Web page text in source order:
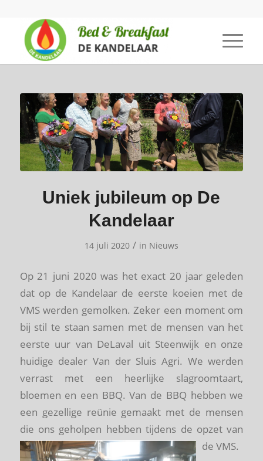
Uniek jubileum op De
Kandelaar
14 juli 2020 / in Nieuws
Op 21 juni 2020 was het exact 20 jaar geleden
dat op de Kandelaar de eerste koeien met de
VMS werden gemolken. Zeker een moment om
bij stil te staan samen met de mensen van het
eerste uur van DeLaval uit Steenwijk en onze
huidige dealer Van der Sluis Agri. We werden
verrast met een heerlijke slagroomtaart,
bloemen en een BBQ. Van de BBQ hebben we
een gezellige reünie gemaakt met de mensen
die ons geholpen hebben tijdens de opzet van
de VMS.